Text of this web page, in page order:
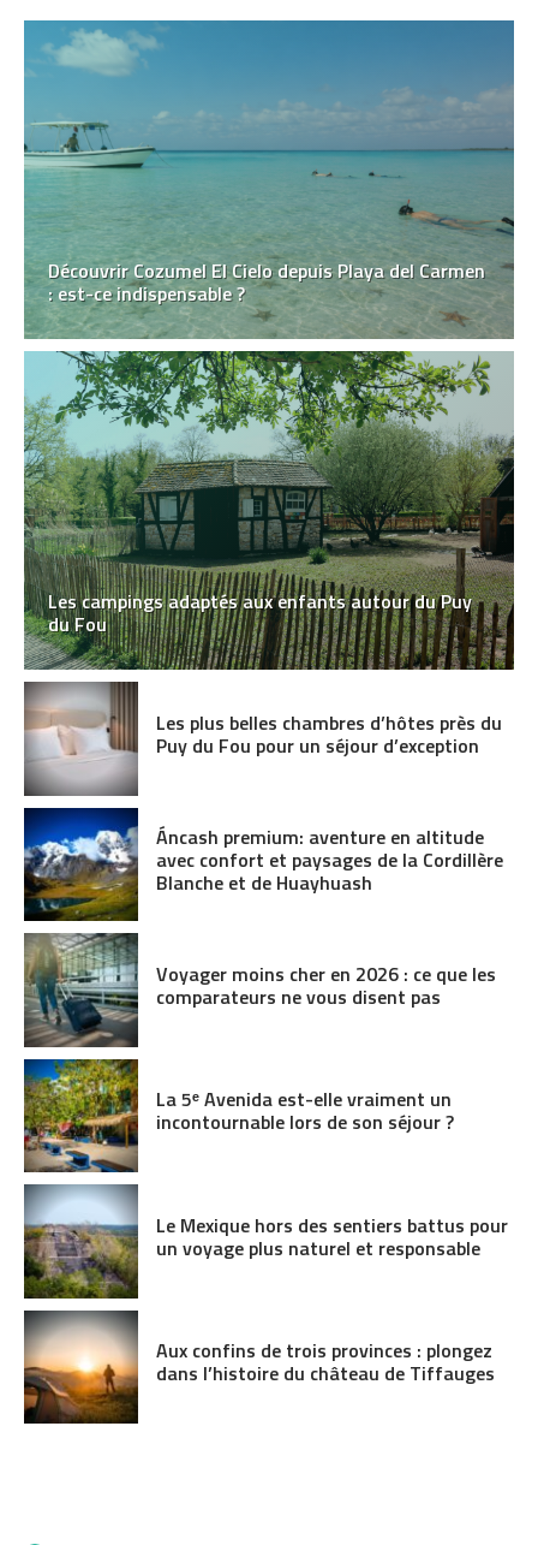
Découvrir Cozumel El Cielo depuis Playa del Carmen
: est-ce indispensable ?
Les campings adaptés aux enfants autour du Puy
du Fou
Les plus belles chambres d’hôtes près du
Puy du Fou pour un séjour d’exception
Áncash premium: aventure en altitude
avec confort et paysages de la Cordillère
Blanche et de Huayhuash
Voyager moins cher en 2026 : ce que les
comparateurs ne vous disent pas
La 5ᵉ Avenida est-elle vraiment un
incontournable lors de son séjour ?
Le Mexique hors des sentiers battus pour
un voyage plus naturel et responsable
Aux confins de trois provinces : plongez
dans l’histoire du château de Tiffauges